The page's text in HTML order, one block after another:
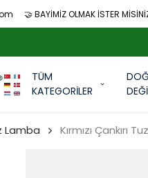
🤝 BAYİMİZ OLMAK İSTER
TÜM
KATEGORİLER
Lamba Kırmızı Çankırı